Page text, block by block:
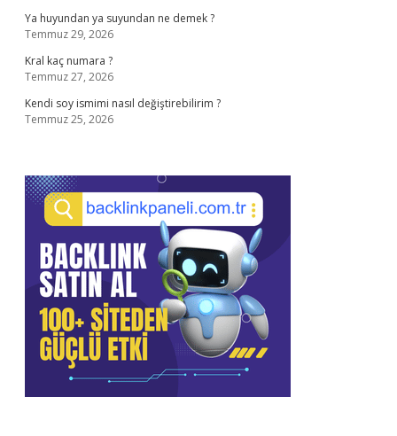
Ya huyundan ya suyundan ne demek ?
Temmuz 29, 2026
Kral kaç numara ?
Temmuz 27, 2026
Kendi soy ismimi nasıl değiştirebilirim ?
Temmuz 25, 2026